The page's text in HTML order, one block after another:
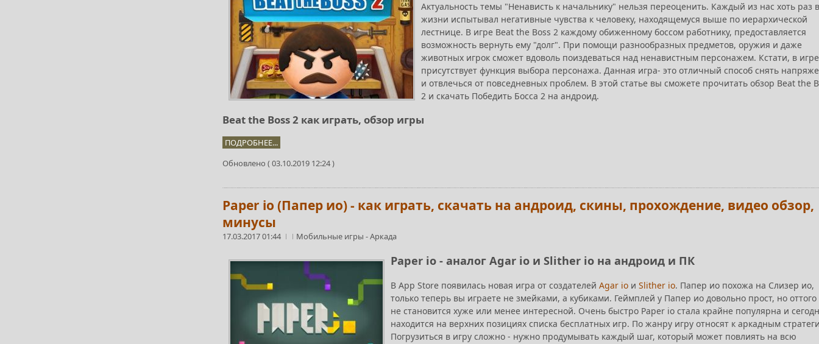
Актуальность темы "Ненависть к начальнику" нельзя переоценить. Каждый из нас хоть раз в
жизни испытывал негативные чувства к человеку, находящемуся выше по иерархической
лестнице. В игре Beat the Boss 2 каждому обиженному боссом работнику, предоставляется
возможность вернуть ему "долг". При помощи разнообразных предметов, оружия и даже
животных игрок сможет вдоволь поиздеваться над ненавистным персонажем. Кстати, в игре
присутствует функция выбора персонажа. Данная игра- это отличный способ снять
и отвлечься от повседневных проблем. В этой статье вы сможете прочитать обзор Beat the
2 и скачать Победить Босса 2 на андроид.
Beat the Boss 2 как играть, обзор игры
ПОДРОБНЕЕ...
Обновлено ( 03.10.2019 12:24 )
Paper io (Папер ио) - как играть, скачать на андроид, скины, прохождение, видео обзор,
минусы
17.03.2017 01:44 Мобильные игры -Аркада
Paper io - аналог Agar io и Slither io на андроид и ПК
В App Store появилась новая игра от создателей Agar io и Slither io. Папер ио похожа на Слизер ио,
только теперь вы играете не змейками, а кубиками. Геймплей у Папер ио довольно прост, но
не становится хуже или менее интересной. Очень быстро Paper io стала крайне популярна и
находится на верхних позициях списка бесплатных игр. По жанру игру относят к аркадным
Погрузиться в игру сложно - нужно продумывать каждый шаг, который может повлиять на всю